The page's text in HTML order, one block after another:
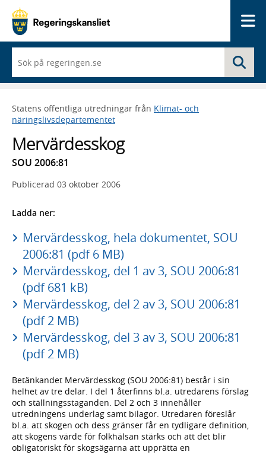
du
börjar
skriva
framträder
en
med
sökförslag
Statens offentliga utredningar från Klimat- och
näringslivsdepartementet
Mervärdesskog
SOU 2006:81
Publicerad 03 oktober 2006
Ladda ner:
Mervärdesskog, hela dokumentet, SOU
2006:81 (pdf 6 MB)
Mervärdesskog, del 1 av 3, SOU 2006:81
(pdf 681 kB)
Mervärdesskog, del 2 av 3, SOU 2006:81
(pdf 2 MB)
Mervärdesskog, del 3 av 3, SOU 2006:81
(pdf 2 MB)
Betänkandet Mervärdesskog (SOU 2006:81) består i sin
helhet av tre delar. I del 1 återfinns bl.a. utredarens förslag
och ställningsstaganden. Del 2 och 3 innehåller
utredningens underlag samt bilagor. Utredaren föreslår
bl.a. att skogen och dess gränser får en tydligare definition,
att skogens värde för folkhälsan stärks och att det blir
obligatoriskt för skogsägarna att upprätta en